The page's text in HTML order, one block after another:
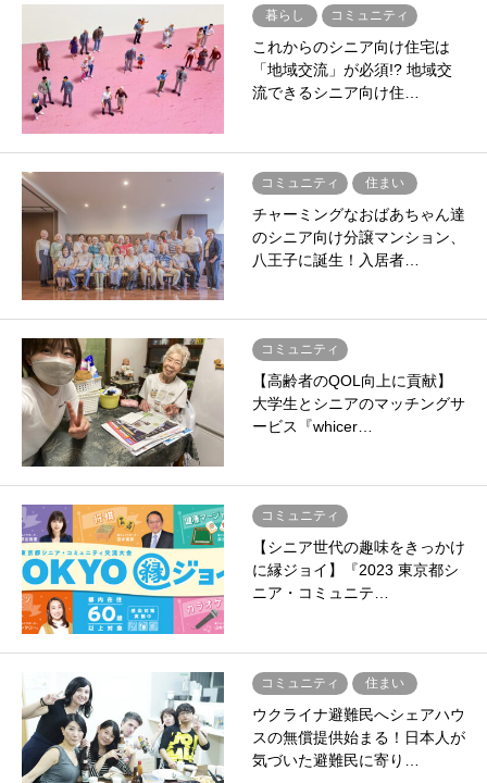
暮らし コミュニティ
これからのシニア向け住宅は
「地域交流」が必須!? 地域交
流できるシニア向け住…
コミュニティ 住まい
チャーミングなおばあちゃん達
のシニア向け分譲マンション、
八王子に誕生！入居者…
コミュニティ
【高齢者のQOL向上に貢献】
大学生とシニアのマッチングサ
ービス『whicer…
コミュニティ
【シニア世代の趣味をきっかけ
に縁ジョイ】『2023 東京都シ
ニア・コミュニテ…
コミュニティ 住まい
ウクライナ避難民へシェアハウ
スの無償提供始まる！日本人が
気づいた避難民に寄り…